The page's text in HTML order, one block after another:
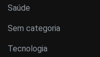
Saúde
Sem categoria
Tecnologia